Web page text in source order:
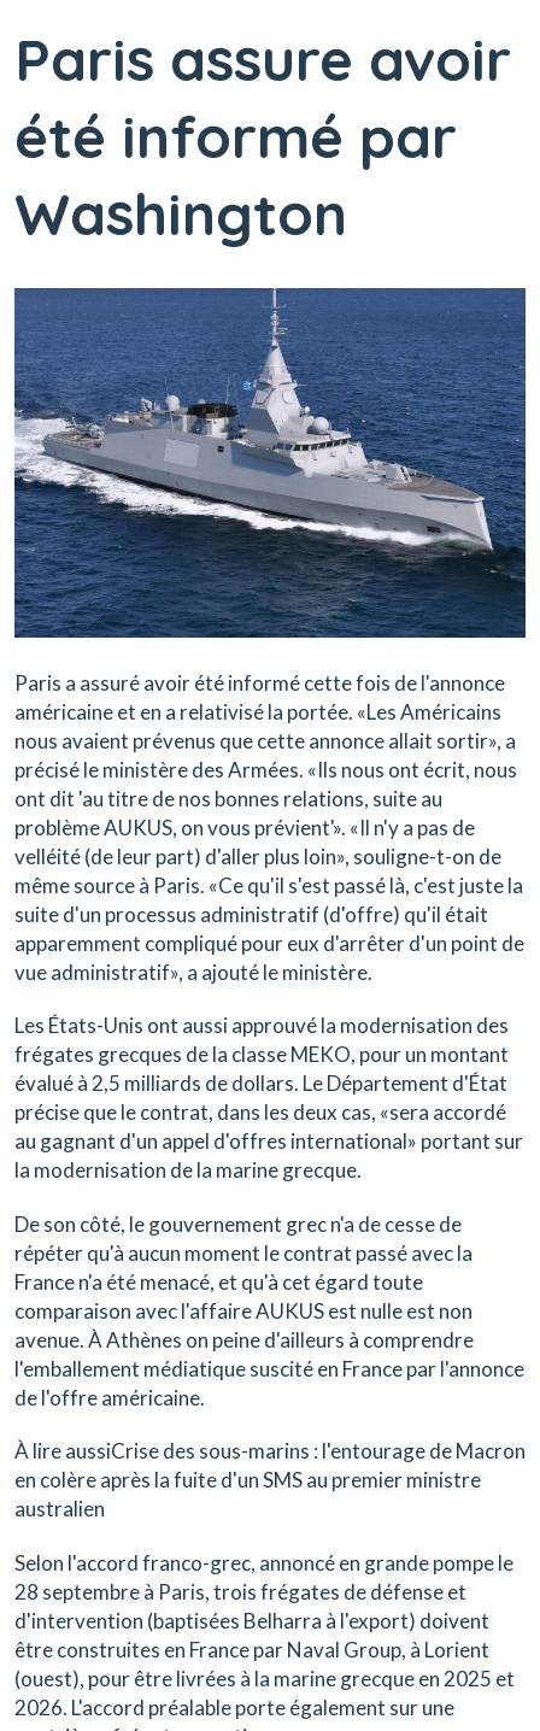
Paris assure avoir
été informé par
Washington
Paris a assuré avoir été informé cette fois de l'annonce
américaine et en a relativisé la portée. «Les Américains
nous avaient prévenus que cette annonce allait sortir», a
précisé le ministère des Armées. «Ils nous ont écrit, nous
ont dit 'au titre de nos bonnes relations, suite au
problème AUKUS, on vous prévient'». «Il n'y a pas de
velléité (de leur part) d'aller plus loin», souligne-t-on de
même source à Paris. «Ce qu'il s'est passé là, c'est juste la
suite d'un processus administratif (d'offre) qu'il était
apparemment compliqué pour eux d'arrêter d'un point de
vue administratif», a ajouté le ministère.
Les États-Unis ont aussi approuvé la modernisation des
frégates grecques de la classe MEKO, pour un montant
évalué à 2,5 milliards de dollars. Le Département d'État
précise que le contrat, dans les deux cas, «sera accordé
au gagnant d'un appel d'offres international» portant sur
la modernisation de la marine grecque.
De son côté, le gouvernement grec n'a de cesse de
répéter qu'à aucun moment le contrat passé avec la
France n'a été menacé, et qu'à cet égard toute
comparaison avec l'affaire AUKUS est nulle est non
avenue. À Athènes on peine d'ailleurs à comprendre
l'emballement médiatique suscité en France par l'annonce
de l'offre américaine.
À lire aussiCrise des sous-marins : l'entourage de Macron
en colère après la fuite d'un SMS au premier ministre
australien
Selon l'accord franco-grec, annoncé en grande pompe le
28 septembre à Paris, trois frégates de défense et
d'intervention (baptisées Belharra à l'export) doivent
être construites en France par Naval Group, à Lorient
(ouest), pour être livrées à la marine grecque en 2025 et
2026. L'accord préalable porte également sur une